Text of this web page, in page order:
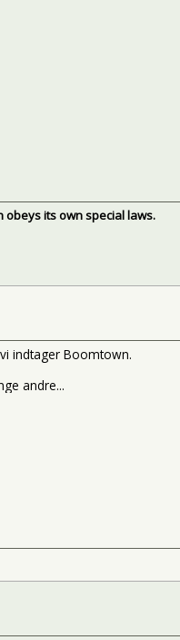
its own special laws.
indtager Boomtown.
andre...